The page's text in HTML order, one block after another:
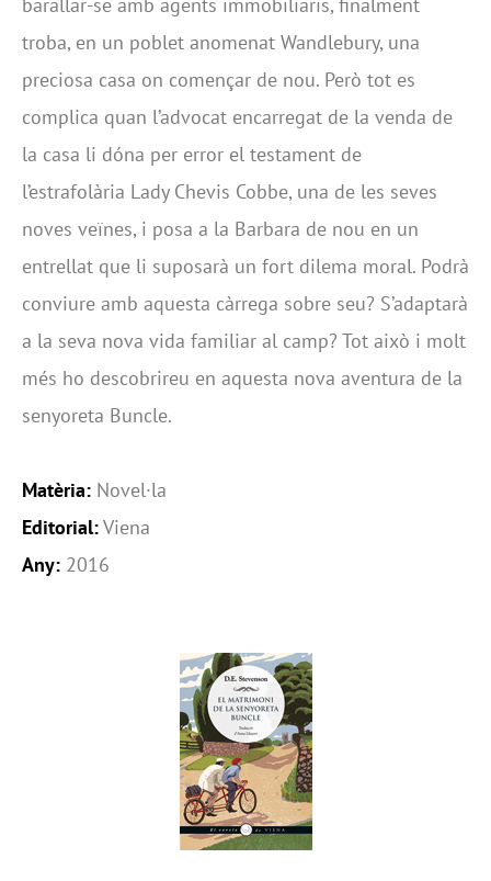
troba, en un poblet anomenat Wandlebury, una
preciosa casa on començar de nou. Però tot es
complica quan l’advocat encarregat de la venda de
la casa li dóna per error el testament de
l’estrafolària Lady Chevis Cobbe, una de les seves
noves veïnes, i posa a la Barbara de nou en un
entrellat que li suposarà un fort dilema moral. Podrà
conviure amb aquesta càrrega sobre seu? S’adaptarà
a la seva nova vida familiar al camp? Tot això i molt
més ho descobrireu en aquesta nova aventura de la
senyoreta Buncle.
Matèria: Novel·la
Editorial:Viena
Any: 2016